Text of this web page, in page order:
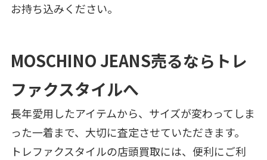
お持ち込みください。
MOSCHINO JEANS売るならトレ
ファクスタイルへ
長年愛用したアイテムから、サイズが変わってしま
った一着まで、大切に査定させていただきます。
トレファクスタイルの店頭買取には、便利にご利